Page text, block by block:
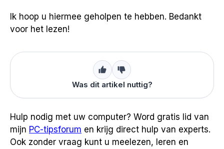
Ik hoop u hiermee geholpen te hebben. Bedankt
voor het lezen!
Was dit artikel nuttig?
Hulp nodig met uw computer? Word gratis lid van
mijn PC-tipsforum en krijg direct hulp van experts.
Ook zonder vraag kunt u meelezen, leren en